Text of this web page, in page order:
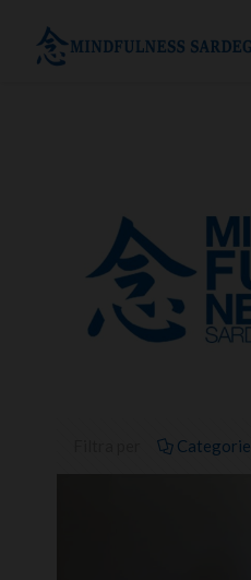
Categorie